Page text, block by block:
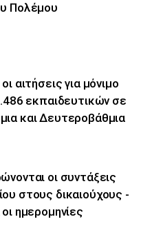
Πολέμου
αιτήσεις για μόνιμο
εκπαιδευτικών σε
και Δευτεροβάθμια
οι συντάξεις
στους δικαιούχους -
ημερομηνίες